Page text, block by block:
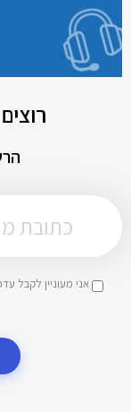
אני מעוניין לקבל